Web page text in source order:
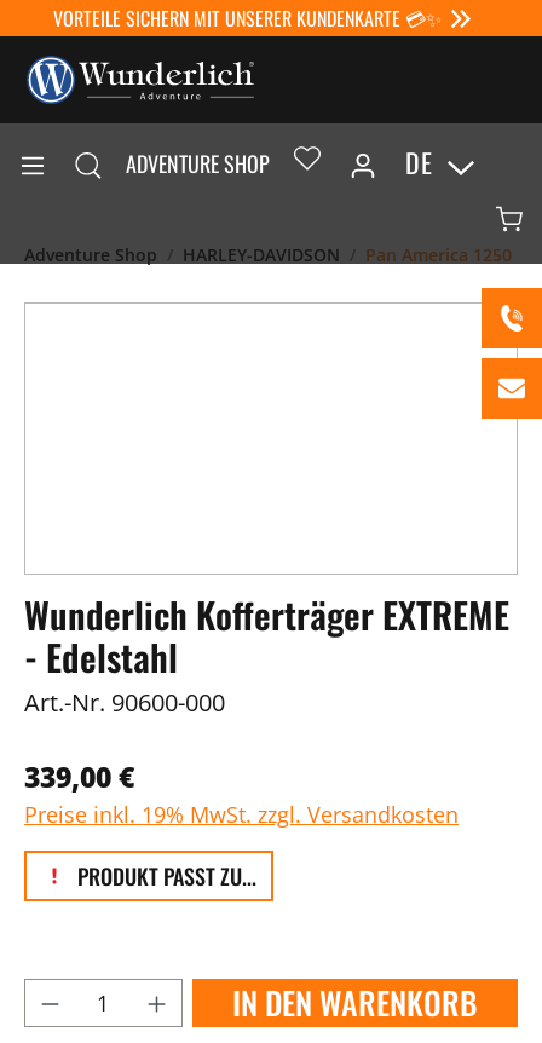
VORTEILE SICHERN MIT UNSERER KUNDENKARTE 💳✨
ADVENTURE SHOP DE
Adventure Shop HARLEY-DAVIDSON Pan America 1250
Wunderlich Kofferträger EXTREME
- Edelstahl
Art.-Nr. 90600-000
339,00 €
Preise inkl. 19% MwSt. zzgl. Versandkosten
PRODUKT PASST ZU...
IN DEN WARENKORB